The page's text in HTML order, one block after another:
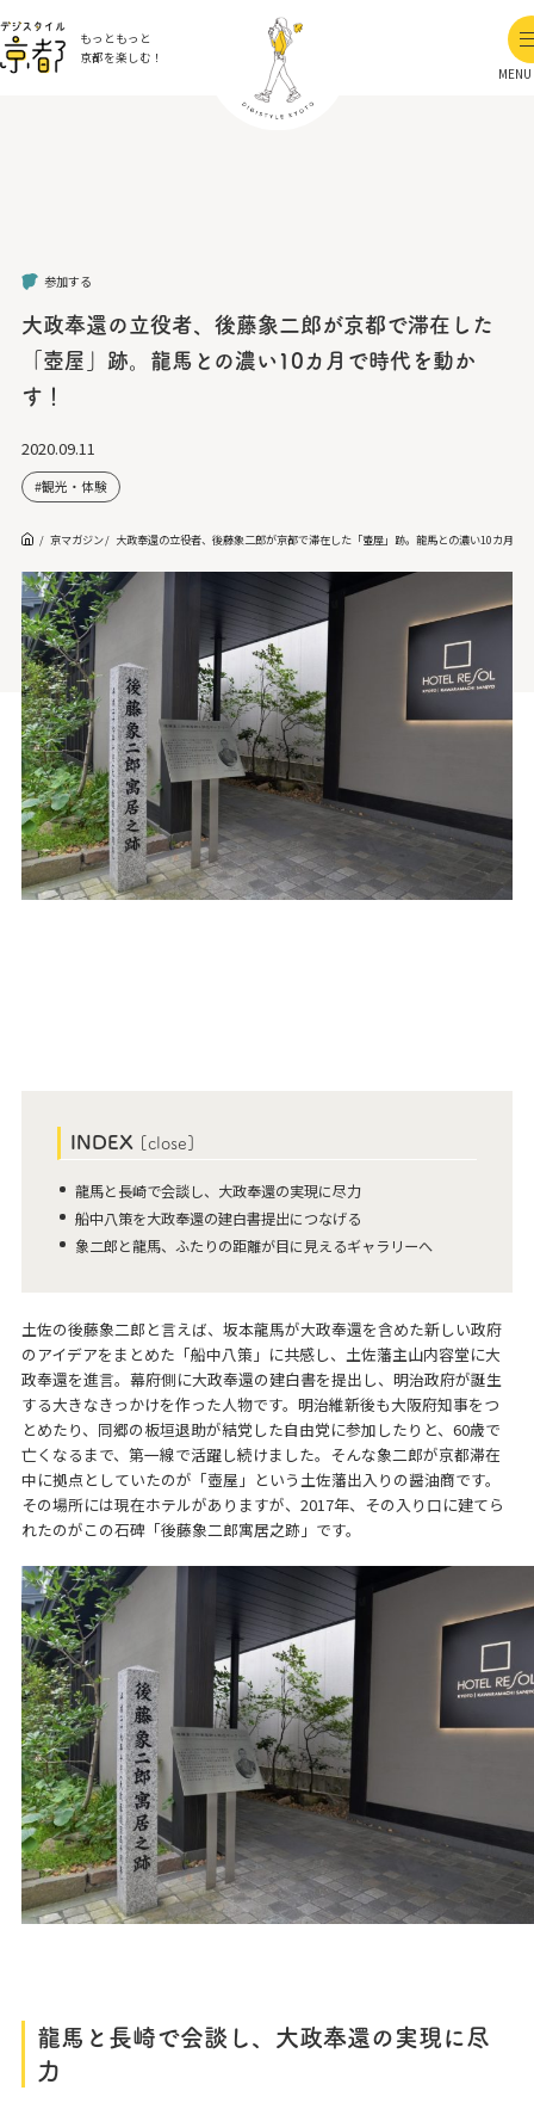
もっともっと
京都を楽しむ！
MENU
参加する
大政奉還の立役者、後藤象二郎が京都で滞在した
「壺屋」跡。龍馬との濃い10カ月で時代を動か
す！
2020.09.11
観光・体験
京マガジン 大政奉還の立役者、後藤象二郎が京都で滞在した「壺屋」跡。龍馬との濃い10カ月で
INDEX [ close ]
龍馬と長崎で会談し、大政奉還の実現に尽力
船中八策を大政奉還の建白書提出につなげる
象二郎と龍馬、ふたりの距離が目に見えるギャラリーへ
土佐の後藤象二郎と言えば、坂本龍馬が大政奉還を含めた新しい政府
のアイデアをまとめた「船中八策」に共感し、土佐藩主山内容堂に大
政奉還を進言。幕府側に大政奉還の建白書を提出し、明治政府が誕生
する大きなきっかけを作った人物です。明治維新後も大阪府知事をつ
とめたり、同郷の板垣退助が結党した自由党に参加したりと、60歳で
亡くなるまで、第一線で活躍し続けました。そんな象二郎が京都滞在
中に拠点としていたのが「壺屋」という土佐藩出入りの醤油商です。
その場所には現在ホテルがありますが、2017年、その入り口に建てら
れたのがこの石碑「後藤象二郎寓居之跡」です。
龍馬と長崎で会談し、大政奉還の実現に尽
力